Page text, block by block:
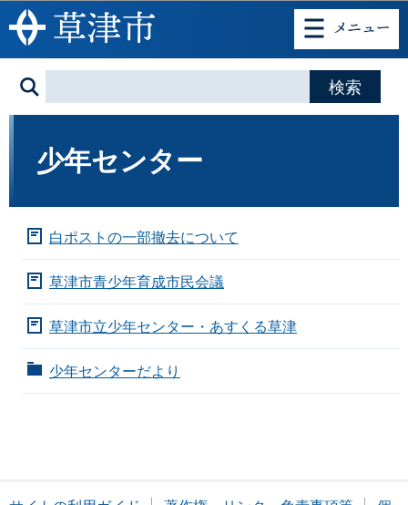
このページの本文へ移動
少年センター
白ポストの一部撤去について
草津市青少年育成市民会議
草津市立少年センター・あすくる草津
少年センターだより